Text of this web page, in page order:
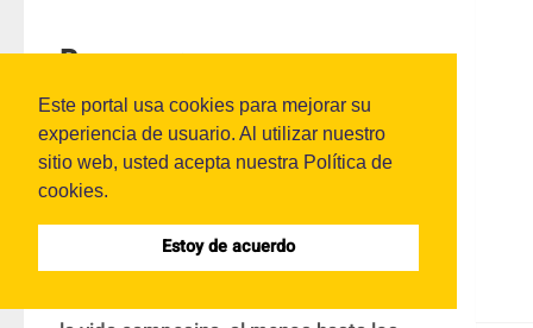
Este portal usa cookies para mejorar su
experiencia de usuario. Al utilizar nuestro
sitio web, usted acepta nuestra Política de
cookies.
Estoy de acuerdo
Resumen:
El presente artículo aborda el proceso de
reconfiguración territorial de la vereda San
Juan, en el municipio de La Unión, Oriente
antioqueño, desde la perspectiva de los
estudios socioespaciales. Este lugar, que